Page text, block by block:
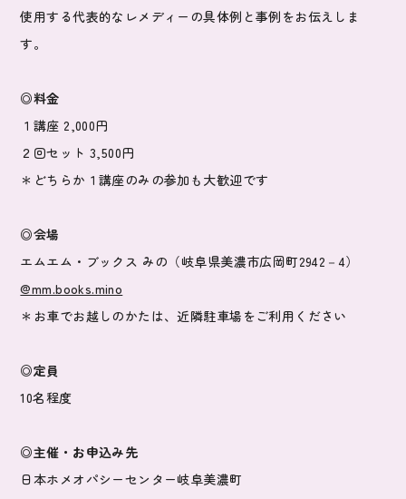
使用する代表的なレメディーの具体例と事例をお伝えしま
す。
◎料金
１講座 2,000円
２回セット 3,500円
＊どちらか１講座のみの参加も大歓迎です
◎会場
エムエム・ブックス みの（岐阜県美濃市広岡町2942－4）
@mm.books.mino
＊お車でお越しのかたは、近隣駐車場をご利用ください
◎定員
10名程度
◎主催・お申込み先
日本ホメオパシーセンター岐阜美濃町